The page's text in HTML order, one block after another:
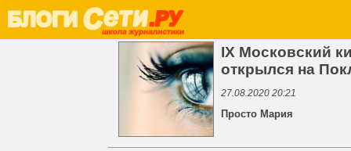
IX Московский
открылся на
27.08.2020 20:21
Просто Мария